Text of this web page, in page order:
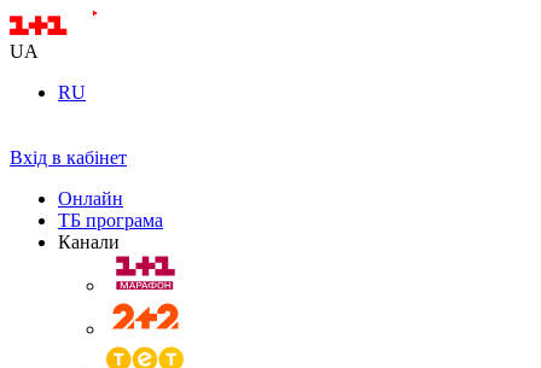
UA
RU
Вхід в кабінет
Онлайн
ТБ програма
Канали